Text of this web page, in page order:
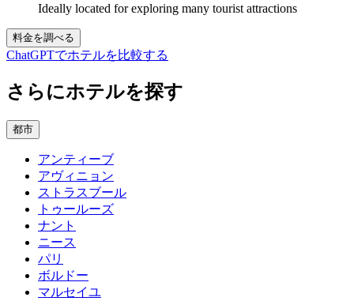
Ideally located for exploring many tourist attractions
料金を調べる
ChatGPTでホテルを比較する
さらにホテルを探す
都市
アンティーブ
アヴィニョン
ストラスブール
トゥールーズ
ナント
ニース
パリ
ボルドー
マルセイユ